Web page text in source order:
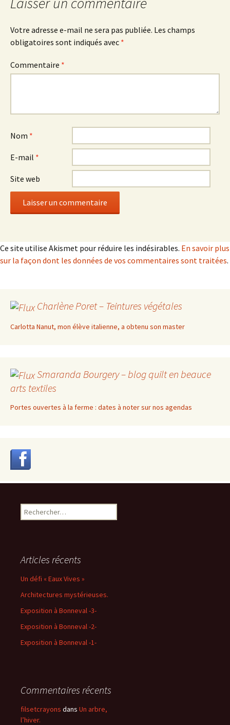
Votre adresse e-mail ne sera pas publiée. Les champs
obligatoires sont indiqués avec *
Commentaire *
Nom *
E-mail *
Site web
Ce site utilise Akismet pour réduire les indésirables. En savoir plus
sur la façon dont les données de vos commentaires sont traitées.
Charlène Poret – Teintures végétales
Carlotta Nanut, mon élève italienne, a obtenu son master
Smaranda Bourgery – blog quilt en beauce
arts textiles
Portes ouvertes à la ferme : dates à noter sur nos agendas
Rechercher :
Articles récents
Un défi « Eaux Vives »
Architectures mystérieuses.
Exposition à Bonneval -3-
Exposition à Bonneval -2-
Exposition à Bonneval -1-
Commentaires récents
filsetcrayons dans Un arbre,
l’hiver.